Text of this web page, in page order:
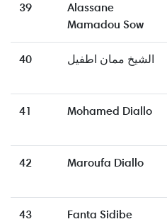
39
Alassane
Mamadou Sow
40 الشيخ ممان اطفيل
41 Mohamed Diallo
42 Maroufa Diallo
43 Fanta Sidibe